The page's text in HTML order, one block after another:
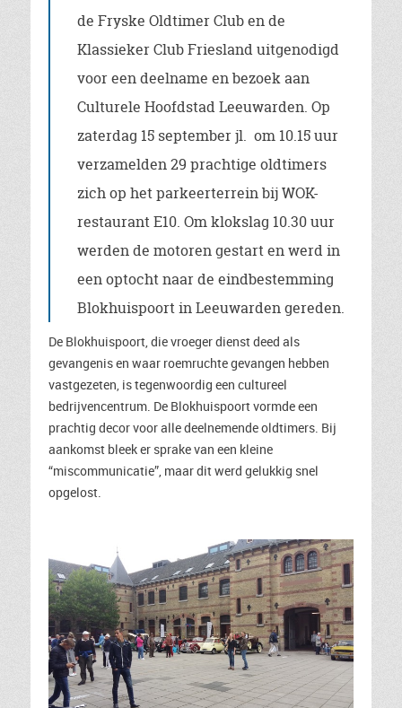
de Fryske Oldtimer Club en de
Klassieker Club Friesland uitgenodigd
voor een deelname en bezoek aan
Culturele Hoofdstad Leeuwarden. Op
zaterdag 15 september jl. om 10.15 uur
verzamelden 29 prachtige oldtimers
zich op het parkeerterrein bij WOK-
restaurant E10. Om klokslag 10.30 uur
werden de motoren gestart en werd in
een optocht naar de eindbestemming
Blokhuispoort in Leeuwarden gereden.
De Blokhuispoort, die vroeger dienst deed als
gevangenis en waar roemruchte gevangen hebben
vastgezeten, is tegenwoordig een cultureel
bedrijvencentrum. De Blokhuispoort vormde een
prachtig decor voor alle deelnemende oldtimers. Bij
aankomst bleek er sprake van een kleine
“miscommunicatie”, maar dit werd gelukkig snel
opgelost.